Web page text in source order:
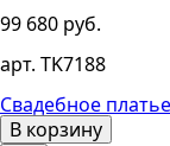
99 680 руб.
арт. TK7188
Свадебное
В корзину